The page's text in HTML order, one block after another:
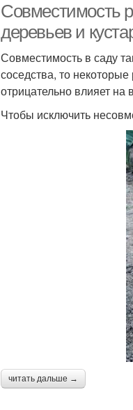
Совместимость
деревьев и
Совместимость в саду
соседства, то
отрицательно влияет на
Чтобы исключить
читать дальше →